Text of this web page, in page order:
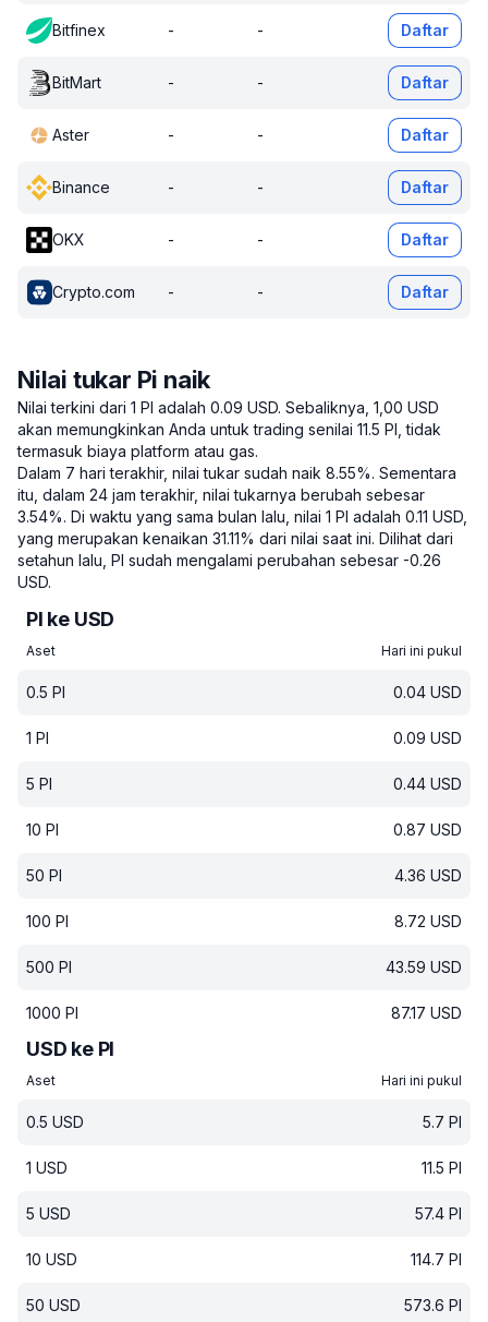
Bitfinex - - Daftar
BitMart - - Daftar
Aster - - Daftar
Binance - - Daftar
OKX - - Daftar
Crypto.com - - Daftar
Nilai tukar Pi naik
Nilai terkini dari 1 PI adalah 0.09 USD. Sebaliknya, 1,00 USD
akan memungkinkan Anda untuk trading senilai 11.5 PI, tidak
termasuk biaya platform atau gas.
Dalam 7 hari terakhir, nilai tukar sudah naik 8.55%. Sementara
itu, dalam 24 jam terakhir, nilai tukarnya berubah sebesar
3.54%. Di waktu yang sama bulan lalu, nilai 1 PI adalah 0.11 USD,
yang merupakan kenaikan 31.11% dari nilai saat ini. Dilihat dari
setahun lalu, PI sudah mengalami perubahan sebesar -0.26
USD.
PI ke USD
Aset Hari ini pukul
0.5 PI 0.04 USD
1 PI 0.09 USD
5 PI 0.44 USD
10 PI 0.87 USD
50 PI 4.36 USD
100 PI 8.72 USD
500 PI 43.59 USD
1000 PI 87.17 USD
USD ke PI
Aset Hari ini pukul
0.5 USD 5.7 PI
1 USD 11.5 PI
5 USD 57.4 PI
10 USD 114.7 PI
50 USD 573.6 PI